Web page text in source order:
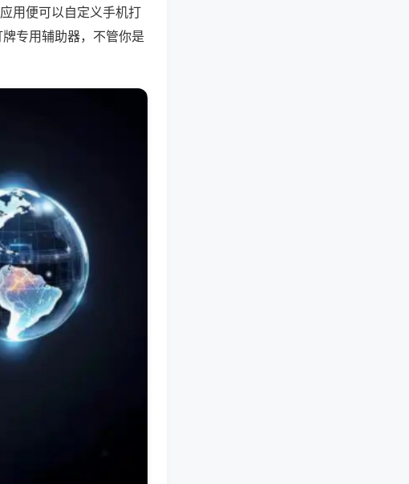
用便可以自定义手机打
专用辅助器，不管你是